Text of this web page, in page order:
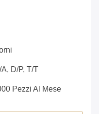
D/P, T/T
Pezzi Al Mese